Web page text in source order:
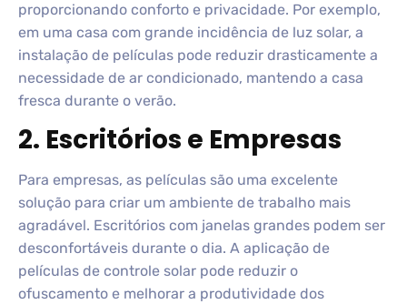
proporcionando conforto e privacidade. Por exemplo,
em uma casa com grande incidência de luz solar, a
instalação de películas pode reduzir drasticamente a
necessidade de ar condicionado, mantendo a casa
fresca durante o verão.
2. Escritórios e Empresas
Para empresas, as películas são uma excelente
solução para criar um ambiente de trabalho mais
agradável. Escritórios com janelas grandes podem ser
desconfortáveis durante o dia. A aplicação de
películas de controle solar pode reduzir o
ofuscamento e melhorar a produtividade dos